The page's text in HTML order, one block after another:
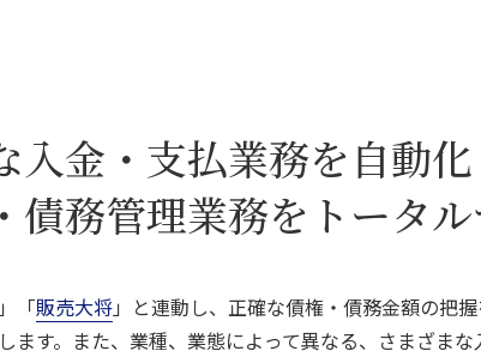
入金・支払業務を自動化
債務管理業務をトータル
」「販売大将」と連動し、正確な債権・債務金額の把
ます。また、業種、業態によって異なる、さまざま